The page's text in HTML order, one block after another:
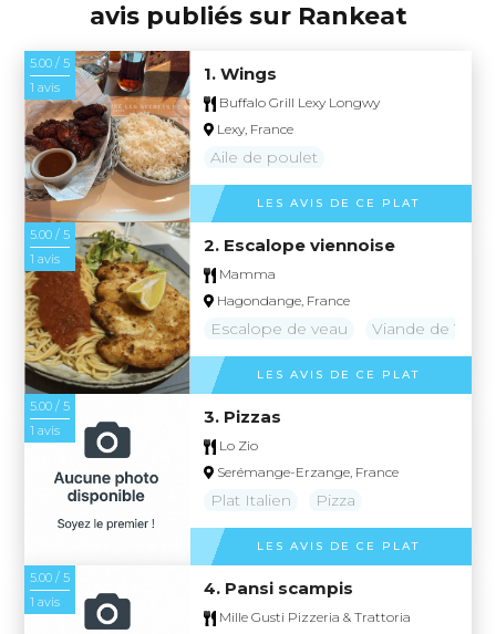
avis publiés sur Rankeat
5.00 / 5
1 avis
1. Wings
Buffalo Grill Lexy Longwy
Lexy, France
Aile de poulet
LES AVIS DE CE PLAT
5.00 / 5
1 avis
2. Escalope viennoise
Mamma
Hagondange, France
Escalope de veau Viande de Veau
LES AVIS DE CE PLAT
5.00 / 5
1 avis
3. Pizzas
Lo Zio
Serémange-Erzange, France
Plat Italien Pizza
LES AVIS DE CE PLAT
5.00 / 5
1 avis
4. Pansi scampis
Mille Gusti Pizzeria & Trattoria